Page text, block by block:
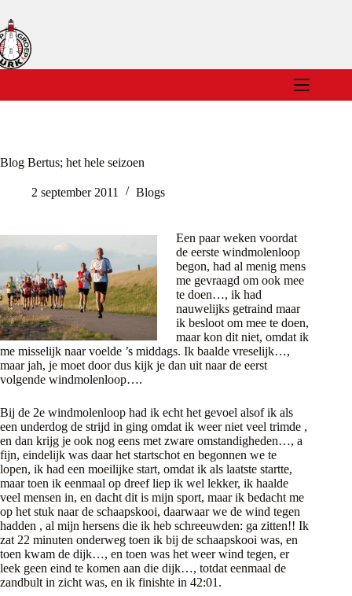
naar
de
inhoud
Blog Bertus; het hele seizoen
2 september 2011 Blogs
Een paar weken voordat
de eerste windmolenloop
begon, had al menig mens
me gevraagd om ook mee
te doen…, ik had
nauwelijks getraind maar
ik besloot om mee te doen,
maar kon dit niet, omdat ik
me misselijk naar voelde ’s middags. Ik baalde vreselijk…,
maar jah, je moet door dus kijk je dan uit naar de eerst
volgende windmolenloop….
Bij de 2e windmolenloop had ik echt het gevoel alsof ik als
een underdog de strijd in ging omdat ik weer niet veel trimde ,
en dan krijg je ook nog eens met zware omstandigheden…, a
fijn, eindelijk was daar het startschot en begonnen we te
lopen, ik had een moeilijke start, omdat ik als laatste startte,
maar toen ik eenmaal op dreef liep ik wel lekker, ik haalde
veel mensen in, en dacht dit is mijn sport, maar ik bedacht me
op het stuk naar de schaapskooi, daarwaar we de wind tegen
hadden , al mijn hersens die ik heb schreeuwden: ga zitten!! Ik
zat 22 minuten onderweg toen ik bij de schaapskooi was, en
toen kwam de dijk…, en toen was het weer wind tegen, er
leek geen eind te komen aan die dijk…, totdat eenmaal de
zandbult in zicht was, en ik finishte in 42:01.